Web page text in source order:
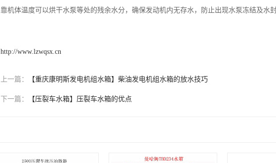
靠机体温度可以烘干水泵等处的残余水分，确保发动机内无存水，防止出现水泵冻结及水
http://www.lzwqsx.cn
上一篇： 【重庆康明斯发电机组水箱】柴油发电机组水箱的放水技巧
下一篇： 【压裂车水箱】压裂车水箱的优点